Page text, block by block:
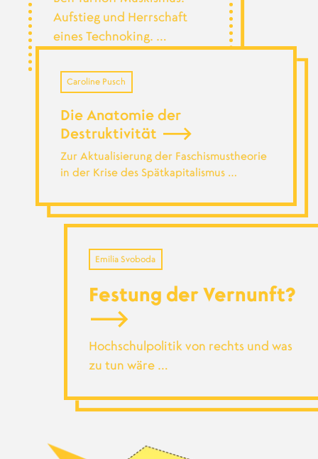
Aufstieg und Herrschaft
eines Technoking. …
Caroline Pusch
Die Anatomie der
Destruktivität
Zur Aktualisierung der Faschismustheorie
in der Krise des Spätkapitalismus …
Emilia Svoboda
Festung der Vernunft?
Hochschulpolitik von rechts und was
zu tun wäre …